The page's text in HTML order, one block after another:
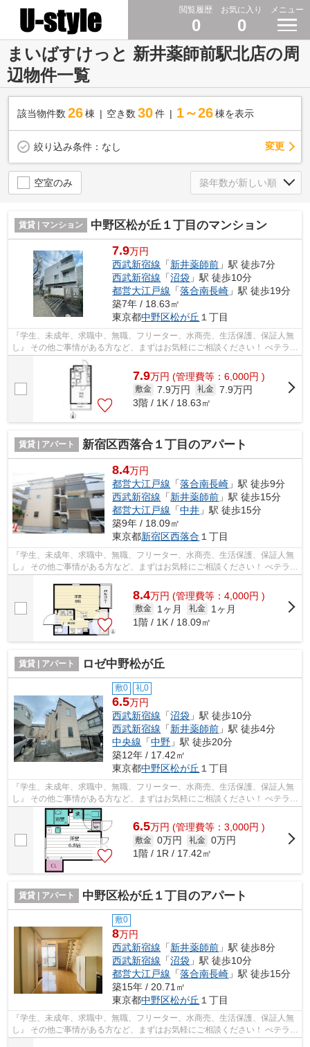
閲覧履歴
0
お気に入り
0
メニュー
まいばすけっと 新井薬師前駅北店の周
辺物件一覧
該当物件数 26棟 空き数 30 件 1～26 棟を表示
絞り込み条件： なし 変更
空室のみ
賃貸 | マンション 中野区松が丘１丁目のマンション
7.9万円
西武新宿線 「新井薬師前 」駅 徒歩7分
西武新宿線 「沼袋 」駅 徒歩10分
都営大江戸線 「落合南長崎 」駅 徒歩19分
築7年 / 18.63㎡
東京都中野区松が丘 １丁目
『学生、未成年、求職中、無職、フリーター、水商売、生活保護、保証人無
し』 その他ご事情がある方など、まずはお気軽にご相談ください！ べテラン
スタッフが対応致しますのでご希望...
7.9万円 (管理費等：6,000円 )
敷金 7.9万円 礼金 7.9万円
3階 / 1K / 18.63㎡
賃貸 | アパート 新宿区西落合１丁目のアパート
8.4万円
都営大江戸線 「落合南長崎 」駅 徒歩9分
西武新宿線 「新井薬師前 」駅 徒歩15分
都営大江戸線 「中井 」駅 徒歩15分
築9年 / 18.09㎡
東京都新宿区西落合 １丁目
『学生、未成年、求職中、無職、フリーター、水商売、生活保護、保証人無
し』 その他ご事情がある方など、まずはお気軽にご相談ください！ べテラン
8.4万円 (管理費等：4,000円 )
敷金 1ヶ月 礼金
1ヶ月
1階 / 1K / 18.09㎡
賃貸 | アパート ロゼ中野松が丘
敷0 礼0
6.5万円
西武新宿線 「沼袋 」駅 徒歩10分
西武新宿線 「新井薬師前 」駅 徒歩4分
中央線 「中野 」駅 徒歩20分
築12年 / 17.42㎡
東京都中野区松が丘 １丁目
『学生、未成年、求職中、無職、フリーター、水商売、生活保護、保証人無
し』 その他ご事情がある方など、まずはお気軽にご相談ください！ べテラン
スタッフが対応致しますのでご希望...
6.5万円 (管理費等：3,000円 )
敷金 0万円 礼金 0万円
1階 / 1R / 17.42㎡
賃貸 | アパート 中野区松が丘１丁目のアパート
敷0
8万円
西武新宿線 「新井薬師前 」駅 徒歩8分
西武新宿線 「沼袋 」駅 徒歩10分
都営大江戸線 「落合南長崎 」駅 徒歩15分
築15年 / 20.71㎡
東京都中野区松が丘 １丁目
『学生、未成年、求職中、無職、フリーター、水商売、生活保護、保証人無
し』 その他ご事情がある方など、まずはお気軽にご相談ください！ べテラン